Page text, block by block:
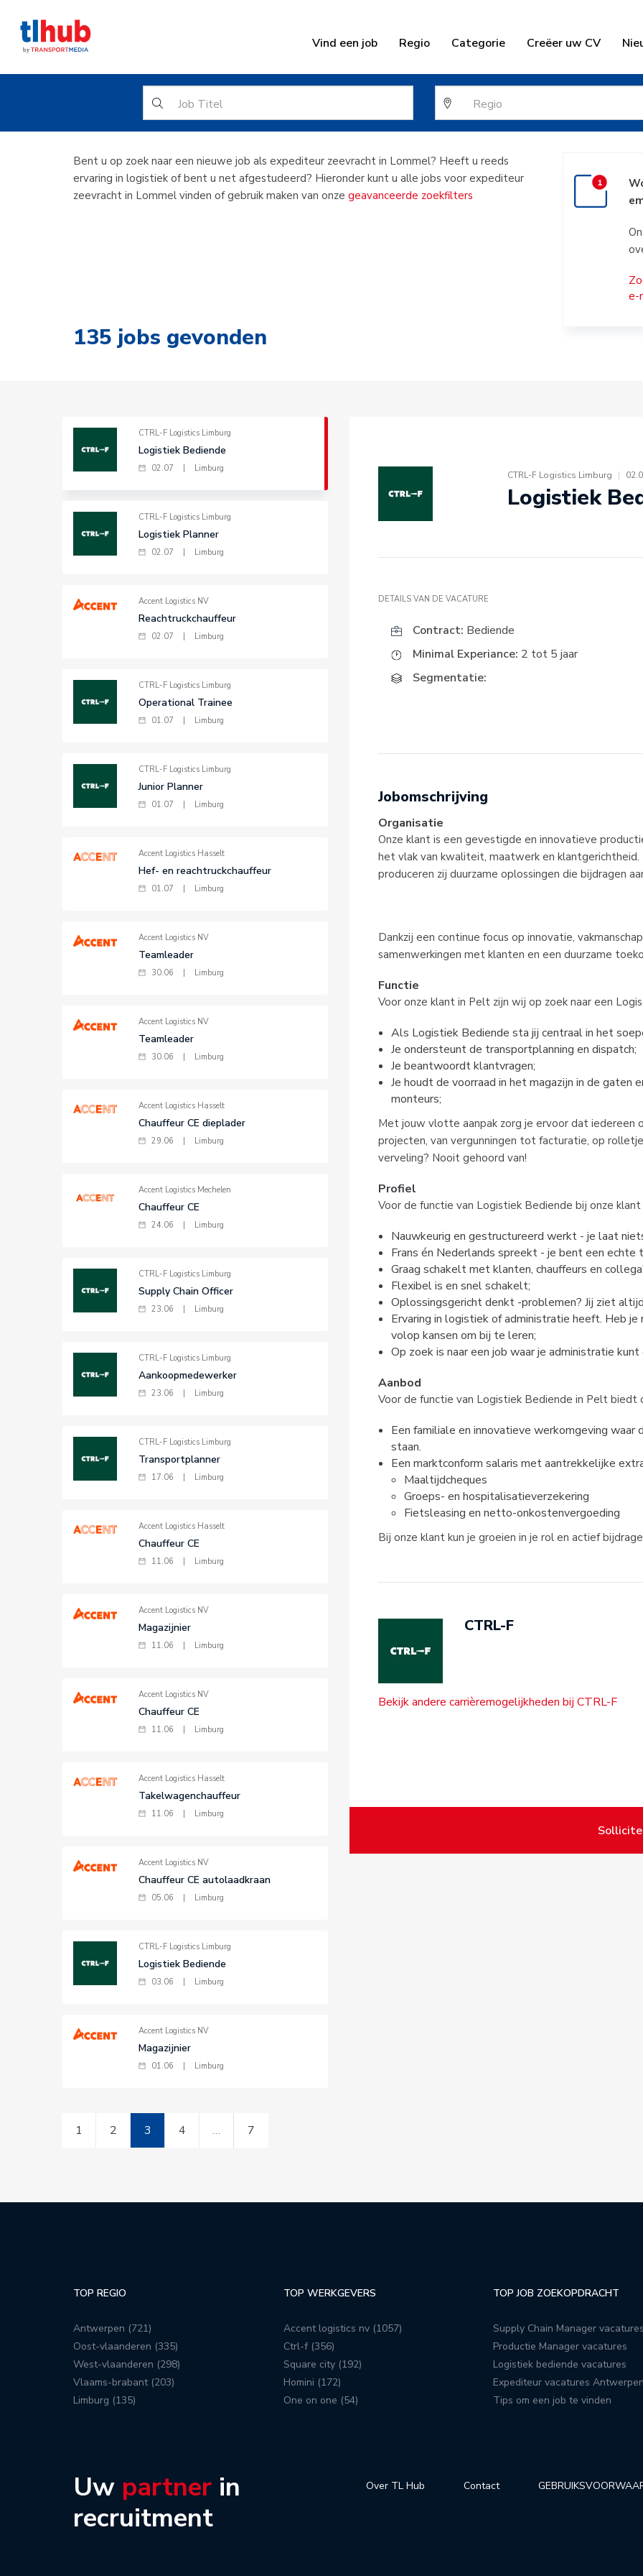
Vind een job Regio Categorie Creëer uw CV
Expediteur zeevracht
Bent u op zoek naar een nieuwe job als expediteur zeevracht in Lommel? Heeft u reeds
ervaring in logistiek of bent u net afgestudeerd? Hieronder kunt u alle jobs voor expediteur
zeevracht in Lommel vinden of gebruik maken van onze geavanceerde zoekfilters
e-
135jobs gevonden
CTRL-F Logistics Limburg
Logistiek Bediende
02.07 Limburg
CTRL-F Logistics Limburg
Logistiek Planner
02.07 Limburg
Accent Logistics NV
Reachtruckchauffeur
02.07 Limburg
CTRL-F Logistics Limburg
Operational Trainee
01.07 Limburg
CTRL-F Logistics Limburg
Junior Planner
01.07 Limburg
Accent Logistics Hasselt
Hef- en reachtruckchauffeur
01.07 Limburg
Accent Logistics NV
Teamleader
30.06 Limburg
Accent Logistics NV
Teamleader
30.06 Limburg
Accent Logistics Hasselt
Chauffeur CE dieplader
29.06 Limburg
Accent Logistics Mechelen
Chauffeur CE
24.06 Limburg
CTRL-F Logistics Limburg
Supply Chain Officer
23.06 Limburg
CTRL-F Logistics Limburg
Aankoopmedewerker
23.06 Limburg
CTRL-F Logistics Limburg
Transportplanner
17.06 Limburg
Accent Logistics Hasselt
Chauffeur CE
11.06 Limburg
Accent Logistics NV
Magazijnier
11.06 Limburg
Accent Logistics NV
Chauffeur CE
11.06 Limburg
Accent Logistics Hasselt
Takelwagenchauffeur
11.06 Limburg
Accent Logistics NV
Chauffeur CE autolaadkraan
05.06 Limburg
CTRL-F Logistics Limburg
Logistiek Bediende
03.06 Limburg
Accent Logistics NV
Magazijnier
01.06 Limburg
1 2 3 4 … 7
CTRL-F Logistics Limburg |
Logistiek
DETAILS VAN DE VACATURE
Contract: Bediende
Minimal Experiance: 2 tot 5 jaar
Segmentatie:
Jobomschrijving
Organisatie
Onze klant is een gevestigde en innovatieve
het vlak van kwaliteit, maatwerk en
produceren zij duurzame oplossingen die bijdragen
Dankzij een continue focus op innovatie,
samenwerkingen met klanten en een duurzame
Functie
Voor onze klant in Pelt zijn wij op zoek naar een
Als Logistiek Bediende sta jij centraal in het
Je ondersteunt de transportplanning en dispatch;
Je beantwoordt klantvragen;
Je houdt de voorraad in het magazijn in de gaten
monteurs;
Met jouw vlotte aanpak zorg je ervoor dat iedereen
projecten, van vergunningen tot facturatie, op
verveling? Nooit gehoord van!
Profiel
Voor de functie van Logistiek Bediende bij onze
Nauwkeurig en gestructureerd werkt - je laat
Frans én Nederlands spreekt - je bent een echte
Graag schakelt met klanten, chauffeurs en
Flexibel is en snel schakelt;
Oplossingsgericht denkt -problemen? Jij ziet
Ervaring in logistiek of administratie heeft. Heb
volop kansen om bij te leren;
Op zoek is naar een job waar je administratie
Aanbod
Voor de functie van Logistiek Bediende in Pelt biedt
Een familiale en innovatieve werkomgeving
staan.
Een marktconform salaris met aantrekkelijke
Maaltijdcheques
Groeps- en hospitalisatieverzekering
Fietsleasing en netto-onkostenvergoeding
Bij onze klant kun je groeien in je rol en actief
CTRL-F
Bekijk andere carrièremogelijkheden bij CTRL-F
TOP REGIO
Antwerpen (721)
Oost-vlaanderen (335)
West-vlaanderen (298)
Vlaams-brabant (203)
Limburg (135)
TOP WERKGEVERS
Accent logistics nv (1057)
Ctrl-f (356)
Square city (192)
Homini (172)
One on one (54)
TOP JOB ZOEKOPDRACHT
Supply Chain Manager
Productie Manager vacatures
Logistiek bediende vacatures
Expediteur vacatures
Tips om een job te vinden
Over TL Hub Contact
Uw partner in
recruitment